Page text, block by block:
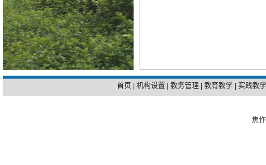
首页 机构设置 教务管理 教育教学 实践教
焦